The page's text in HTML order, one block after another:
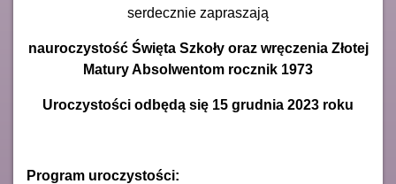
serdecznie zapraszają
nauroczystość Święta Szkoły oraz wręczenia Złotej
Matury Absolwentom rocznik 1973
Uroczystości odbędą się 15 grudnia 2023 roku
Program uroczystości: